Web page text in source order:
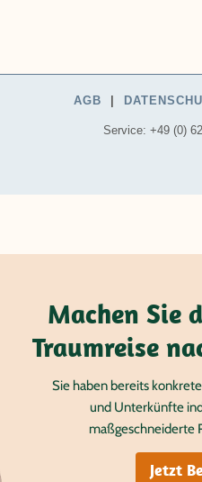
Machen Sie
Traumreise
Sie haben bereits
und Unterkünfte
maßgeschneiderte
Jetzt